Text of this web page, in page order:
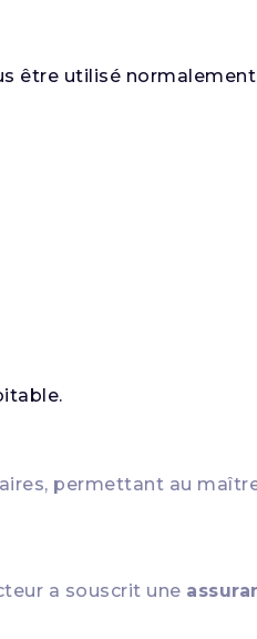
être utilisé
permettant au
a souscrit une